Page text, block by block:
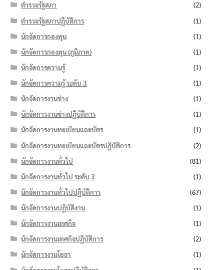
ตำรวจรัฐสภา
(2)
ตำรวจรัฐสภาปฏิบัติการ
(1)
นักจัดการกองทุน
(1)
นักจัดการกองทุน (ภูมิภาค)
(1)
นักจัดการความรู้
(1)
นักจัดการความรู้ ระดับ 3
(1)
นักจัดการงานช่าง
(1)
นักจัดการงานช่างปฏิบัติการ
(1)
นักจัดการงานทะเบียนและบัตร
(1)
นักจัดการงานทะเบียนและบัตรปฏิบัติการ
(2)
นักจัดการงานทั่วไป
(81)
นักจัดการงานทั่วไป ระดับ 3
(1)
นักจัดการงานทั่วไปปฏิบัติการ
(67)
นักจัดการงานปฏิบัติงาน
(1)
นักจัดการงานเทศกิจ
(1)
นักจัดการงานเทศกิจปฏิบัติการ
(2)
นักจัดการงานโยธา
(1)